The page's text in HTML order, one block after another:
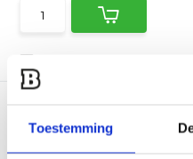
Toestemming